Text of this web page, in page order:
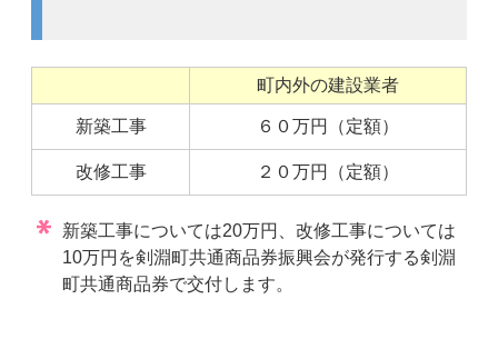
町内外の建設業者
新築工事 ６０万円（定額）
改修工事 ２０万円（定額）
新築工事については20万円、改修工事については
10万円を剣淵町共通商品券振興会が発行する剣淵
町共通商品券で交付します。